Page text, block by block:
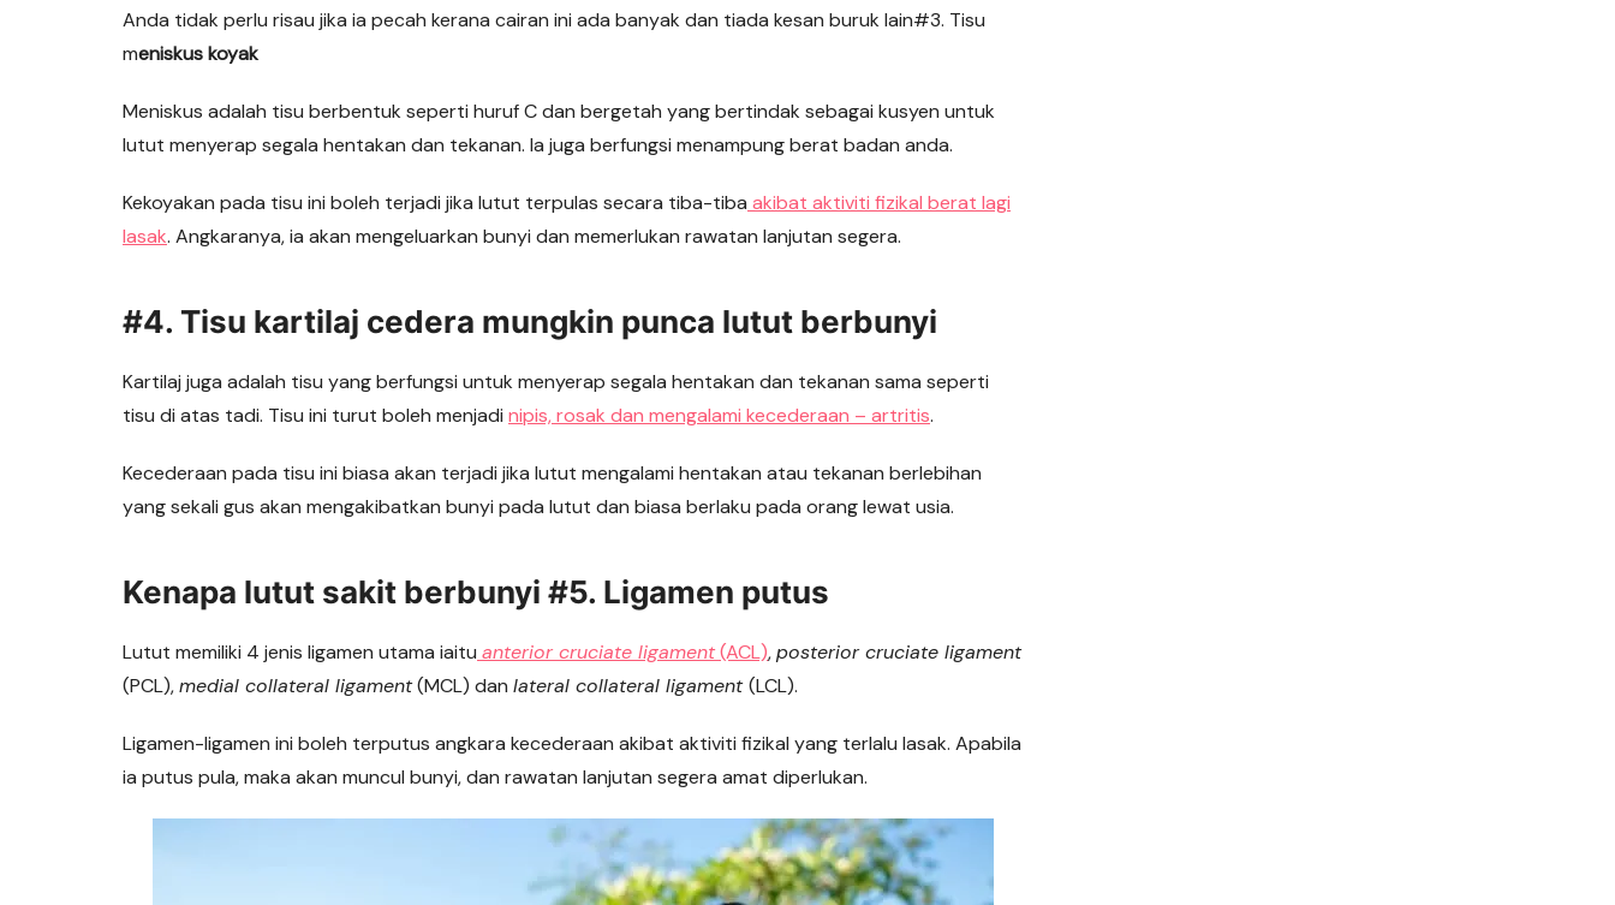
Anda tidak perlu risau jika ia pecah kerana cairan ini ada banyak dan tiada kesan buruk lain#3. Tisu
meniskus koyak
Meniskus adalah tisu berbentuk seperti huruf C dan bergetah yang bertindak sebagai kusyen untuk
lutut menyerap segala hentakan dan tekanan. Ia juga berfungsi menampung berat badan anda.
Kekoyakan pada tisu ini boleh terjadi jika lutut terpulas secara tiba-tiba akibat aktiviti fizikal berat lagi
lasak. Angkaranya, ia akan mengeluarkan bunyi dan memerlukan rawatan lanjutan segera.
#4. Tisu kartilaj cedera mungkin punca lutut berbunyi
Kartilaj juga adalah tisu yang berfungsi untuk menyerap segala hentakan dan tekanan sama seperti
tisu di atas tadi. Tisu ini turut boleh menjadi nipis, rosak dan mengalami kecederaan – artritis.
Kecederaan pada tisu ini biasa akan terjadi jika lutut mengalami hentakan atau tekanan berlebihan
yang sekali gus akan mengakibatkan bunyi pada lutut dan biasa berlaku pada orang lewat usia.
Kenapa lutut sakit berbunyi #5. Ligamen putus
Lutut memiliki 4 jenis ligamen utama iaitu anterior cruciate ligament(ACL),posterior cruciate ligament
(PCL),medial collateral ligament(MCL) dan lateral collateral ligament(LCL).
Ligamen-ligamen ini boleh terputus angkara kecederaan akibat aktiviti fizikal yang terlalu lasak. Apabila
ia putus pula, maka akan muncul bunyi, dan rawatan lanjutan segera amat diperlukan.